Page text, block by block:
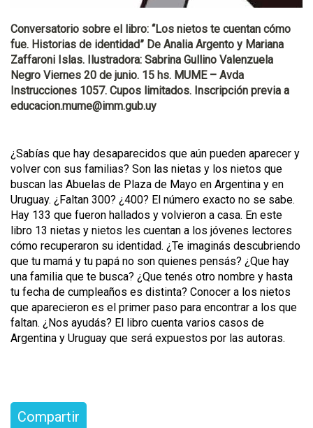
Conversatorio sobre el libro: “Los nietos te cuentan cómo
fue. Historias de identidad” De Analia Argento y Mariana
Zaffaroni Islas. Ilustradora: Sabrina Gullino Valenzuela
Negro Viernes 20 de junio. 15 hs. MUME – Avda
Instrucciones 1057. Cupos limitados. Inscripción previa a
educacion.mume@imm.gub.uy
¿Sabías que hay desaparecidos que aún pueden aparecer y
volver con sus familias? Son las nietas y los nietos que
buscan las Abuelas de Plaza de Mayo en Argentina y en
Uruguay. ¿Faltan 300? ¿400? El número exacto no se sabe.
Hay 133 que fueron hallados y volvieron a casa. En este
libro 13 nietas y nietos les cuentan a los jóvenes lectores
cómo recuperaron su identidad. ¿Te imaginás descubriendo
que tu mamá y tu papá no son quienes pensás? ¿Que hay
una familia que te busca? ¿Que tenés otro nombre y hasta
tu fecha de cumpleaños es distinta? Conocer a los nietos
que aparecieron es el primer paso para encontrar a los que
faltan. ¿Nos ayudás? El libro cuenta varios casos de
Argentina y Uruguay que será expuestos por las autoras.
Compartir